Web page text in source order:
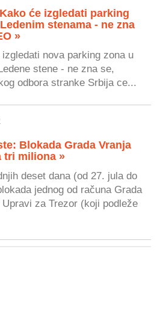
će izgledati parking
stenama - ne zna
»
izgledati nova parking zona u
stene - ne zna se,
odbora stranke Srbija ce...
Blokada Grada Vranja
tri miliona »
deset dana (od 27. jula do
jednog od računa Grada
Upravi za Trezor (koji podleže